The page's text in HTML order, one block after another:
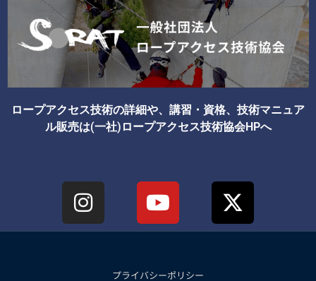
ロープアクセス技術の詳細や、講習・資格、技術マニュア
ル販売は(一社)ロープアクセス技術協会HPへ
プライバシーポリシー